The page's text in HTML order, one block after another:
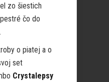
zo šiestich
čo do
o piatej a o
set
Crystalepsy